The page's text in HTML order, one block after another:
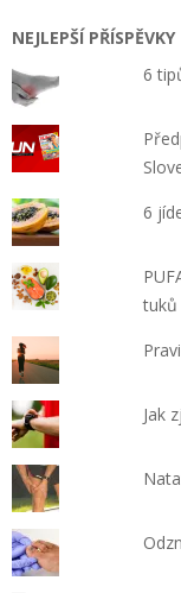
NEJLEPŠÍ PŘÍSPĚVKY
6
6
tuků
Jak